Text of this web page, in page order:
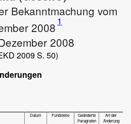
Bekanntmachung vom
2008 1
2008
2009 S. 50)
Datum Fundstelle
Geänderte
Paragrafen
Art der
Änderung